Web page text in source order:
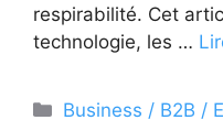
respirabilité. Cet
technologie, les …
Catégories
Business / B2B /